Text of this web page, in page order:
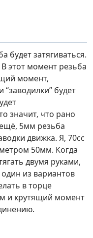
будет затягиваться.
этот момент резьба
момент,
будет
значит, что рано
5мм резьба
движка. Я, 70сс
50мм. Когда
двумя руками,
из вариантов
в торце
и крутящий момент